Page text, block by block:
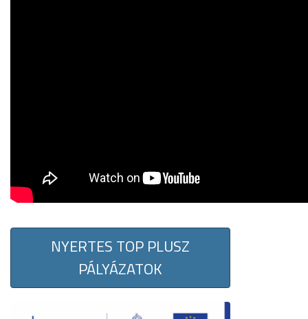
NYERTES TOP PLUSZ
PÁLYÁZATOK